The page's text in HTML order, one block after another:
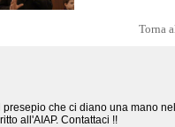
Torna
che ci diano una mano
all'AIAP. Contattaci !!